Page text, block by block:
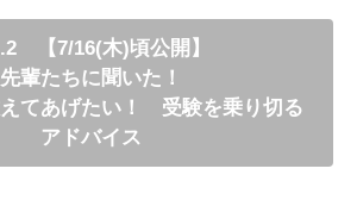
【7/16(木)頃公開】
先輩たちに聞いた！
てあげたい！ 受験を乗り切る
アドバイス